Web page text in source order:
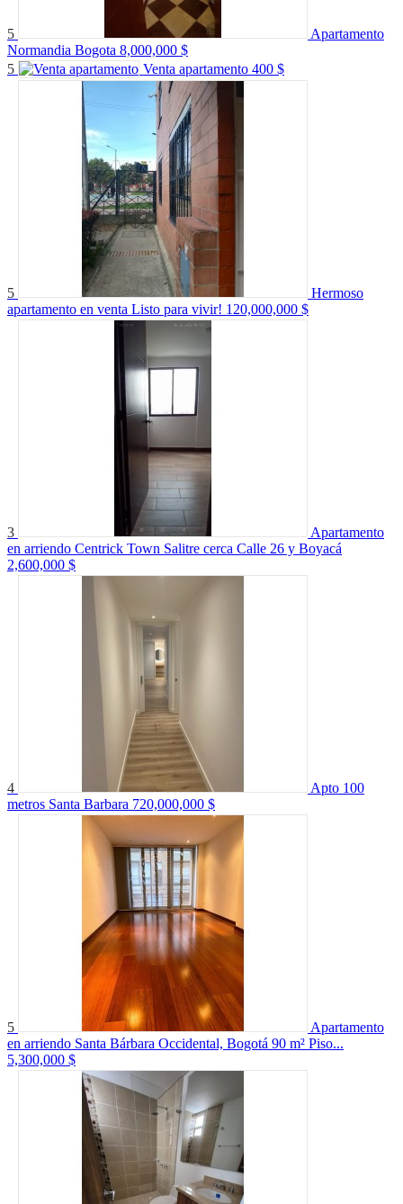
5
Apartamento
Normandia Bogota 8,000,000 $
5
Venta apartamento 400 $
5
Hermoso
apartamento en venta Listo para vivir! 120,000,000 $
3
Apartamento
en arriendo Centrick Town Salitre cerca Calle 26 y Boyacá
2,600,000 $
4
Apto 100
metros Santa Barbara 720,000,000 $
5
Apartamento
en arriendo Santa Bárbara Occidental, Bogotá 90 m² Piso...
5,300,000 $